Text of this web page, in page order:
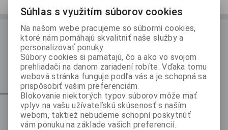
ODBER NOVINIEK
Prihláste sa k odberu noviniek
Registrovať
Z nášho blogu
Súhlas s využitím súborov cookies
Na našom webe pracujeme so súbormi cookies,
ktoré nám pomáhajú skvalitniť naše služby a
personalizovať ponuky.
Súbory cookies si pamätajú, čo a ako vo svojom
prehliadači na danom zariadení robíte. Vďaka tomu
webová stránka funguje podľa vás a je schopná sa
prispôsobiť vašim preferenciám.
Blokovanie niektorých typov súborov môže mať
vplyv na vašu užívateľskú skúsenosť s naším
webom, taktiež nebudeme schopní poskytnúť
vám ponuku na základe vašich preferencií.